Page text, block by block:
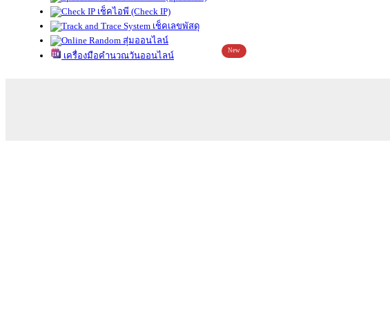
เช็คไอพี (Check IP)
เช็คเลขพัสดุ
สุ่มออนไลน์
เครื่องมือคำนวณวันออนไลน์
New